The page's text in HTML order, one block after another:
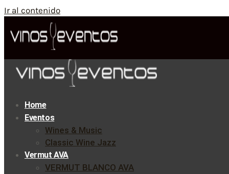
Ir al contenido
Home
Eventos
Wines & Music
Classic Wine Jazz
Vermut AVA
VERMUT BLANCO AVA